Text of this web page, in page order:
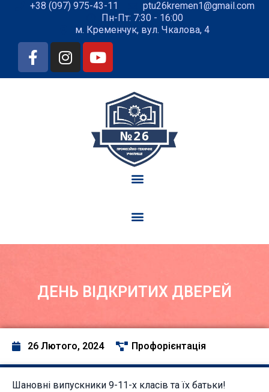
+38 (097) 975-43-11
ptu26kremen1@gmail.com
Пн-Пт: 7:30 - 16:00
м. Кременчук, вул. Чкалова, 4
ДЕНЬ ВІДКРИТИХ ДВЕРЕЙ
26 Лютого, 2024 Профорієнтація
Шановні випускники 9-11-х класів та їх батьки!